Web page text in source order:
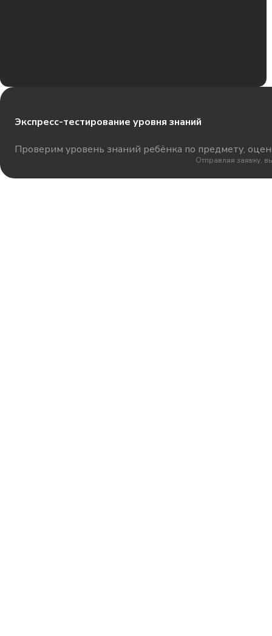
Экспресс-тестирование уровня знаний
Проверим уровень знаний ребёнка по предмету,
Отправляя заявку,